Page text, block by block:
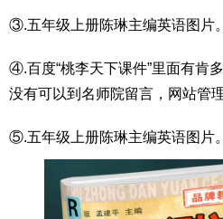
③.五年级上册陈琳主编英语图片。
④.百度“桃李天下课件”里面有肯
没有可以到名师院留言，网站管
⑤.五年级上册陈琳主编英语图片。